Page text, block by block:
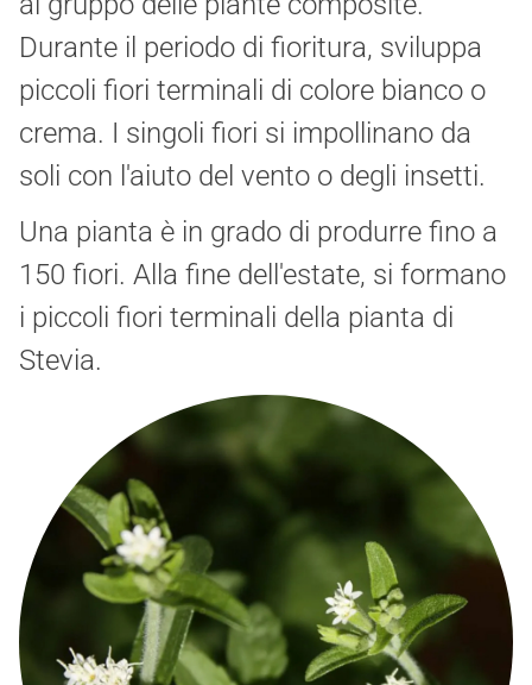
Durante il periodo di fioritura, sviluppa
piccoli fiori terminali di colore bianco o
crema. I singoli fiori si impollinano da
soli con l'aiuto del vento o degli insetti.
Una pianta è in grado di produrre fino a
150 fiori. Alla fine dell'estate, si formano
i piccoli fiori terminali della pianta di
Stevia.